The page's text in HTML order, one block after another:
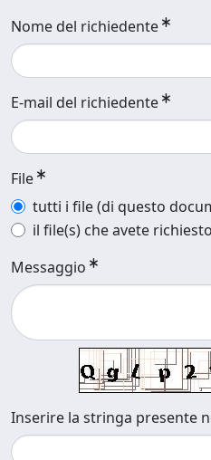
Nome del richiedente
E-mail del richiedente
File
tutti i file (di questo
il file(s) che avete richiesto
Messaggio
Inserire la stringa presente